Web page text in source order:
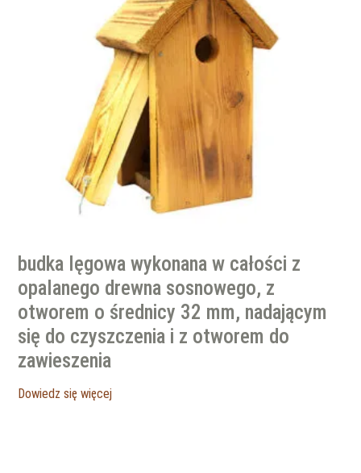
budka lęgowa wykonana w całości z
opalanego drewna sosnowego, z
otworem o średnicy 32 mm, nadającym
się do czyszczenia i z otworem do
zawieszenia
Dowiedz się więcej